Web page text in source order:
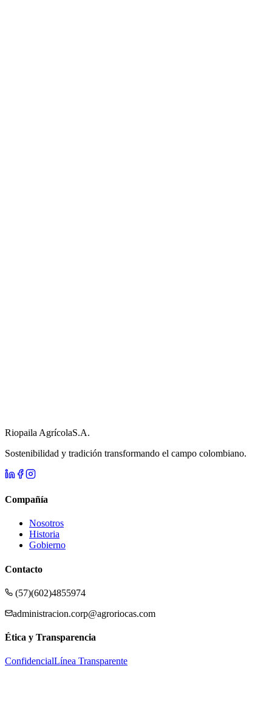
Riopaila AgrícolaS.A.
Sostenibilidad y tradición transformando el campo colombiano.
Compañía
Nosotros
Historia
Gobierno
Contacto
(57)(602)4855974
administracion.corp@agroriocas.com
Ética y Transparencia
ConfidencialLínea Transparente